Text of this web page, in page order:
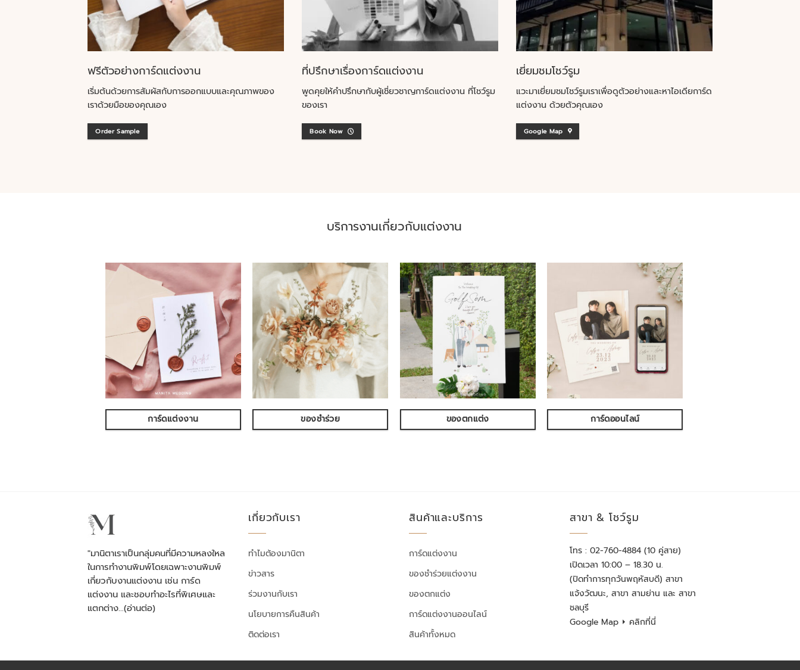
ฟรีตัวอย่างการ์ดแต่งงาน
เริ่มต้นด้วยการสัมผัสกับการออกแบบและคุณภาพของ
เราด้วยมือของคุณเอง
Order Sample
ที่ปรึกษาเรื่องการ์ดแต่งงาน
พูดคุยให้คำปรึกษากับผู้เชี่ยวชาญการ์ดแต่งงาน ที่โชว์รูม
ของเรา
Book Now
เยี่ยมชมโชว์รูม
แวะมาเยี่ยมชมโชว์รูมเราเพื่อดูตัวอย่างและหาไอเดียการ์ด
แต่งงาน ด้วยตัวคุณเอง
Google Map
บริการงานเกี่ยวกับแต่งงาน
การ์ดแต่งงาน ของชำร่วย ของตกแต่ง การ์ดออนไลน์
"มานิตาเราเป็นกลุ่มคนที่มีความหลงใหล
ในการทำงานพิมพ์โดยเฉพาะงานพิมพ์
เกี่ยวกับงานแต่งงาน เช่น การ์ด
แต่งงาน และชอบทำอะไรที่พิเศษและ
แตกต่าง…(อ่านต่อ)
เกี่ยวกับเรา
ทำไมต้องมานิตา
ข่าวสาร
ร่วมงานกับเรา
นโยบายการคืนสินค้า
ติดต่อเรา
สินค้าและบริการ
การ์ดแต่งงาน
ของชำร่วยแต่งงาน
ของตกแต่ง
การ์ดแต่งงานออนไลน์
สินค้าทั้งหมด
สาขา & โชว์รูม
โทร : 02-760-4884 (10 คู่สาย)
เปิดเวลา 10:00 – 18.30 น.
(ปิดทำการทุกวันพฤหัสบดี) สาขา
แจ้งวัฒนะ, สาขา สามย่าน และ สาขา
ชลบุรี
Google Map ⏵ คลิกที่นี่